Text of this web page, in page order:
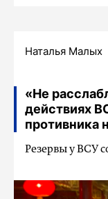
Наталья Малых
«Не
действиях
противника
Резервы у ВСУ